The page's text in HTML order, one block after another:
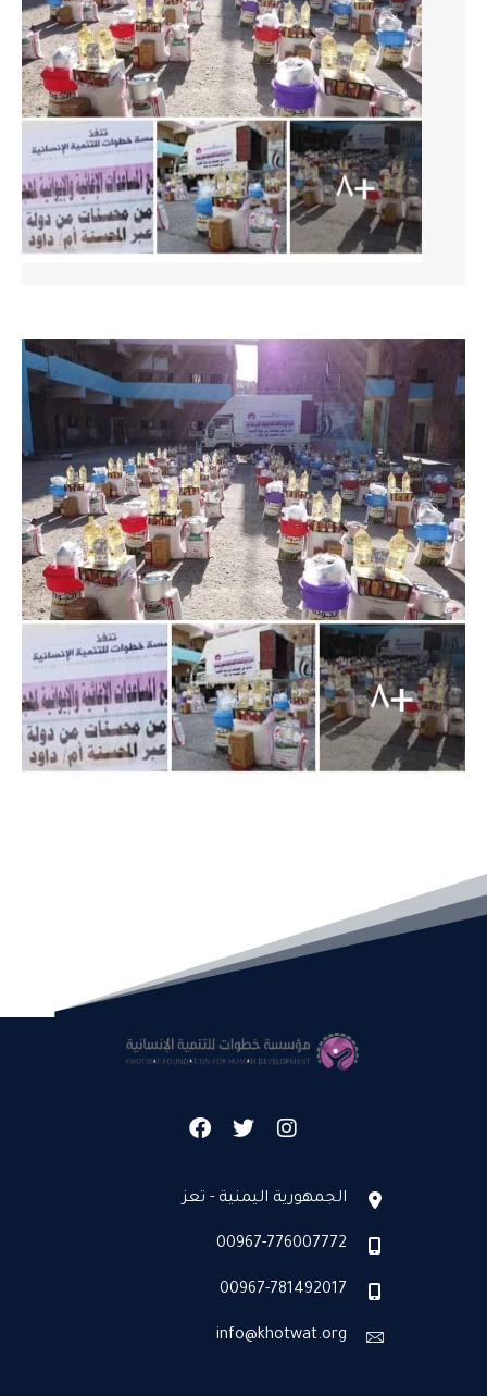
الجمهورية اليمنية - تعز
00967-776007772
00967-781492017
info@khotwat.org